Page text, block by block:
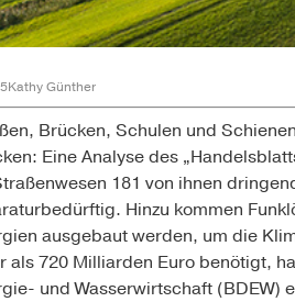
Kathy Günther
Brücken, Schulen und
Eine Analyse des
181 von ihnen
Hinzu kommen
ausgebaut werden, um die
als 720 Milliarden Euro benötigt,
und Wasserwirtschaft (BDEW)